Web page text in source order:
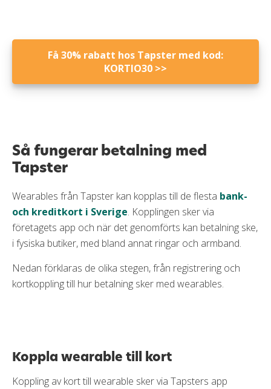
Mobila betalningsmetoder
Google pay
Läs mer om Curve Pay
Få 30% rabatt hos Tapster med kod:
KORTIO30 >>
Så fungerar betalning med
Tapster
Wearables från Tapster kan kopplas till de flesta bank-
och kreditkort i Sverige. Kopplingen sker via
företagets app och när det genomförts kan betalning ske,
i fysiska butiker, med bland annat ringar och armband.
Nedan förklaras de olika stegen, från registrering och
kortkoppling till hur betalning sker med wearables.
Koppla wearable till kort
Koppling av kort till wearable sker via Tapsters app